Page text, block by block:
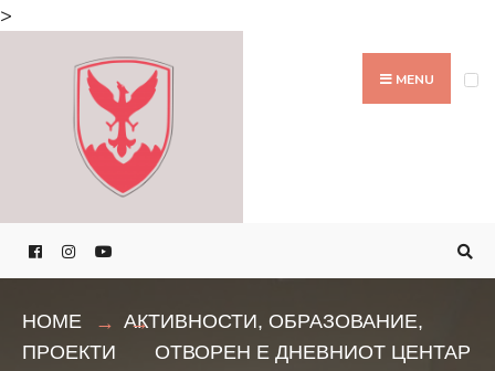
>
MENU
HOME АКТИВНОСТИ, ОБРАЗОВАНИЕ,
ПРОЕКТИ
ОТВОРЕН Е ДНЕВНИОТ ЦЕНТАР